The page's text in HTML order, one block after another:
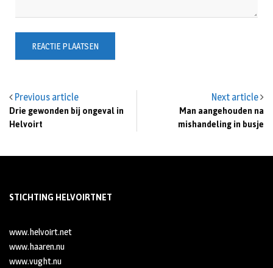
Previous article
Drie gewonden bij ongeval in
Helvoirt
Next article
Man aangehouden na
mishandeling in busje
STICHTING HELVOIRTNET
www.helvoirt.net
www.haaren.nu
www.vught.nu